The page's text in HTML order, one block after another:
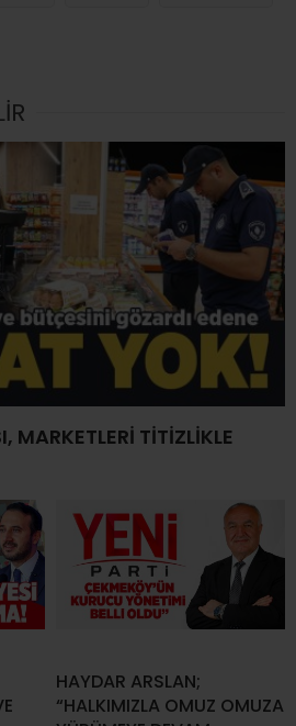
MARKETLERİ TİTİZLİKLE
HAYDAR ARSLAN;
“HALKIMIZLA OMUZ OMUZA